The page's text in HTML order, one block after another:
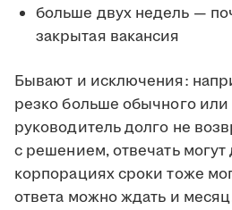
больше двух недель —
закрытая вакансия
Бывают и исключения:
резко больше обычного
руководитель долго не
с решением, отвечать
корпорациях сроки тоже
ответа можно ждать и